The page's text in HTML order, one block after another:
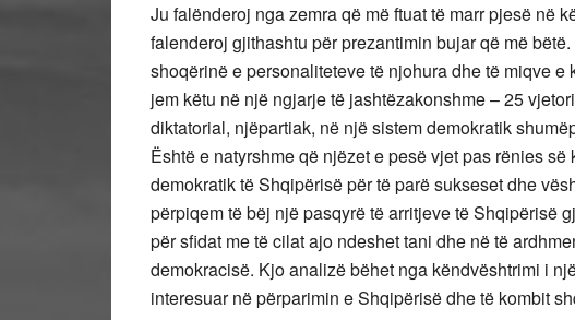
Ju falënderoj nga zemra që më ftuat të marr pjesë në
falenderoj gjithashtu për prezantimin bujar që më
shoqërinë e personaliteteve të njohura dhe të miqve
jem këtu në një ngjarje të jashtëzakonshme – 25
diktatorial, njëpartiak, në një sistem demokratik
Është e natyrshme që njëzet e pesë vjet pas rënies
demokratik të Shqipërisë për të parë sukseset dhe
përpiqem të bëj një pasqyrë të arritjeve të Shqipërisë
për sfidat me të cilat ajo ndeshet tani dhe në të
demokracisë. Kjo analizë bëhet nga këndvështrimi i
interesuar në përparimin e Shqipërisë dhe të kombit